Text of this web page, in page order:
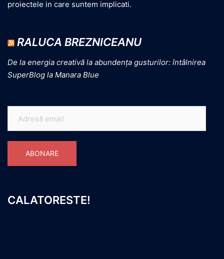
proiectele in care suntem implicati.
RALUCA BREZNICEANU
De la energia creativă la abundența gusturilor: întâlnirea
SuperBlog la Manara Blue
ABONARE
CALATORESTE!